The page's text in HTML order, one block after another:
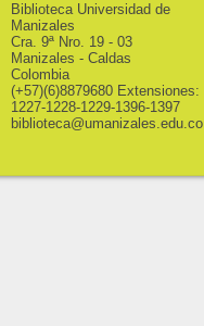
Biblioteca Universidad de
Manizales
Cra. 9ª Nro. 19 - 03
Manizales - Caldas
Colombia
(+57)(6)8879680 Extensiones:
1227-1228-1229-1396-1397
biblioteca@umanizales.edu.co